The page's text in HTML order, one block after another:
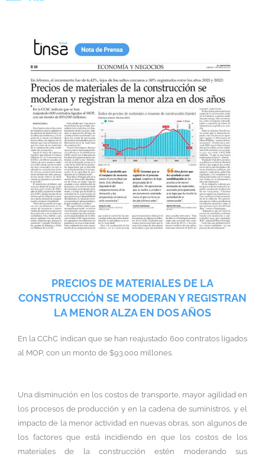
PRECIOS DE MATERIALES DE LA
CONSTRUCCIÓN SE MODERAN Y REGISTRAN
LA MENOR ALZA EN DOS AÑOS
En la CChC indican que se han reajustado 600 contratos ligados
al MOP, con un monto de $93.000 millones.
Una disminución en los costos de transporte, mayor agilidad en
los procesos de producción y en la cadena de suministros, y el
impacto de la menor actividad en nuevas obras, son algunos de
los factores que está incidiendo en que los costos de los
materiales de la construcción estén moderando sus